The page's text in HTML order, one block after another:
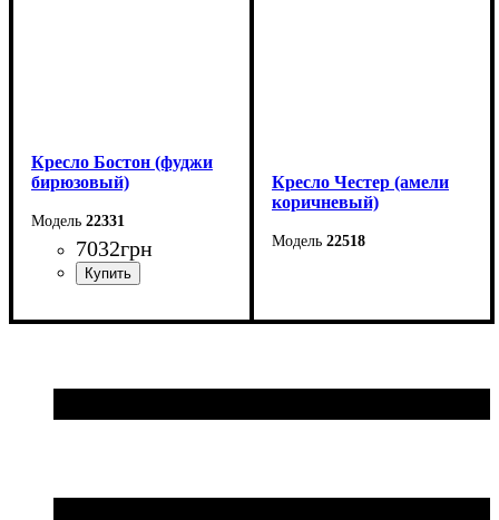
Кресло Бостон (фуджи
бирюзовый)
22331
7032грн
Ширина: 83 см
Кресло Честер (амели
коричневый)
22518
Высота: 750 мм